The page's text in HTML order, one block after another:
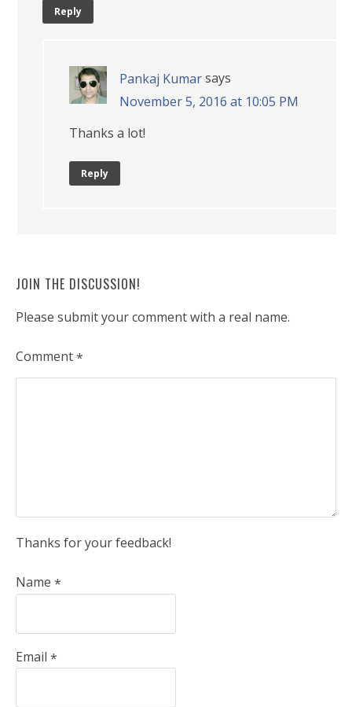
Reply
Pankaj Kumarsays
November 5, 2016 at 10:05 PM
Thanks a lot!
Reply
JOIN THE DISCUSSION!
Please submit your comment with a real name.
Comment*
Thanks for your feedback!
Name *
Email *